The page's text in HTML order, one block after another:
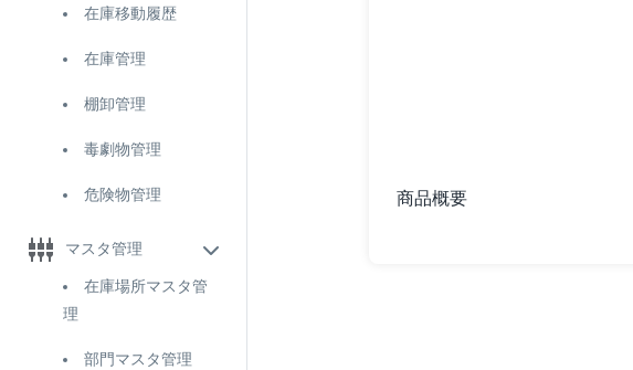
在庫移動履歴
在庫管理
棚卸管理
毒劇物管理
危険物管理
マスタ管理
在庫場所マスタ管
理
部門マスタ管理
商品概要